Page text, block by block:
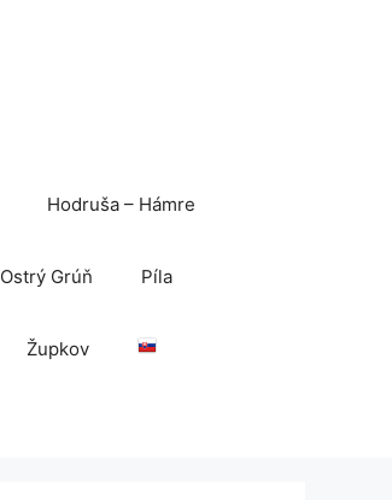
Hodruša – Hámre
Ostrý Grúň Píla
Župkov